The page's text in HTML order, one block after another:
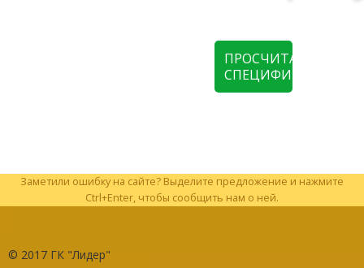
ПРОСЧИТАТЬ
СПЕЦИФИКАЦИЮ
Заметили ошибку на сайте? Выделите предложение и нажмите
Ctrl+Enter, чтобы сообщить нам о ней.
© 2017 ГК "Лидер"